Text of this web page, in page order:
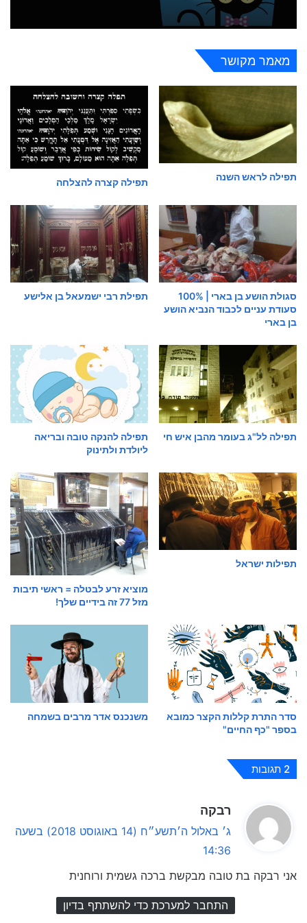
מאמר מקושר
תפילה לראש השנה תפילה קצרה להצלחה
סגולת הושע בן בארי | 100%
סעודת עניים לכבוד הנביא הושע
בן בארי
תפילת רבי ישמעאל בן אלישע
תפילה לל"ג בעומר מהבן איש חי
תפילה להנקה טובה ובריאה
ליולדת ולתינוק
תפילות ישראל
מוציא זרע לבטלה = ראשי תיבות
מזל 77 זה בידיים שלך!
סדר התרת קללות הקצר כמובא
בספר "כף החיים"
משנכנס אדר מרבים בשמחה
2 תגובות
רבקה
ג
ג׳ באלול ה׳תשע״ח (14 באוגוסט 2018) בשעה
14:36
אני רבקה בת טובה מבקשת ברכה גשמית ורוחנית
התחבר למערכת כדי להשתתף בדיון